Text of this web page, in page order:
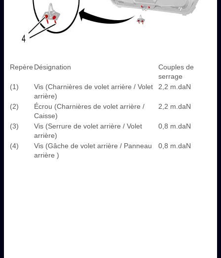
Repère Désignation
Couples de
serrage
(1)
Vis (Charnières de volet arrière / Volet
arrière)
2,2 m.daN
(2)
Écrou (Charnières de volet arrière /
Caisse)
2,2 m.daN
(3)
Vis (Serrure de volet arrière / Volet
arrière)
0,8 m.daN
(4)
Vis (Gâche de volet arrière / Panneau
arrière )
0,8 m.daN